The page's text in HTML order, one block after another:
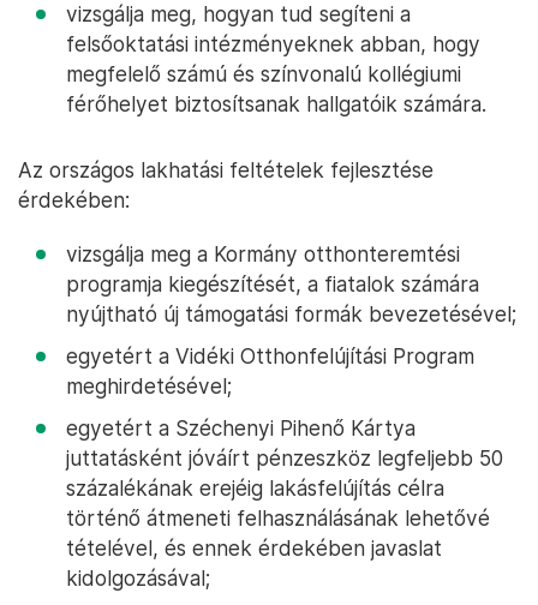
vizsgálja meg, hogyan tud segíteni a
felsőoktatási intézményeknek abban, hogy
megfelelő számú és színvonalú kollégiumi
férőhelyet biztosítsanak hallgatóik számára.
Az országos lakhatási feltételek fejlesztése
érdekében:
vizsgálja meg a Kormány otthonteremtési
programja kiegészítését, a fiatalok számára
nyújtható új támogatási formák bevezetésével;
egyetért a Vidéki Otthonfelújítási Program
meghirdetésével;
egyetért a Széchenyi Pihenő Kártya
juttatásként jóváírt pénzeszköz legfeljebb 50
százalékának erejéig lakásfelújítás célra
történő átmeneti felhasználásának lehetővé
tételével, és ennek érdekében javaslat
kidolgozásával;